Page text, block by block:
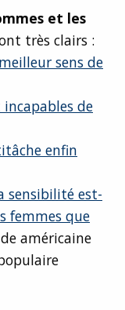
et les
très clairs :
sens de
de
enfin
sensibilité est-
femmes que
américaine